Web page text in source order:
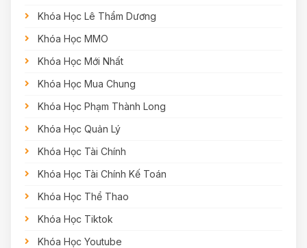
Khóa Học Lê Thẩm Dương
Khóa Học MMO
Khóa Học Mới Nhất
Khóa Học Mua Chung
Khóa Học Phạm Thành Long
Khóa Học Quản Lý
Khóa Học Tài Chính
Khóa Học Tài Chính Kế Toán
Khóa Học Thể Thao
Khóa Học Tiktok
Khóa Học Youtube